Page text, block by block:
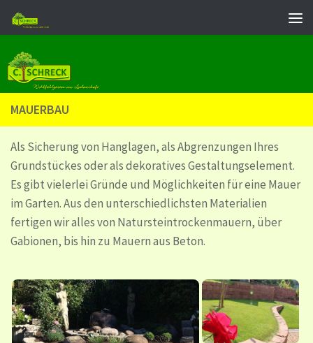
Zum Inhalt springen
MAUERBAU
Als Sicherung von Hanglagen, als Abgrenzungen Ihres
Grundstückes oder als dekoratives Gestaltungselement.
Es gibt vielerlei Gründe und Möglichkeiten für eine Mauer
im Garten. Aus den unterschiedlichsten Materialien
fertigen wir alles von Natursteintrockenmauern, über
Gabionen, bis hin zu Mauern aus Beton.